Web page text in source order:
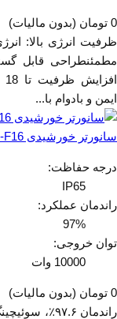
0 تومان
(بدون مالیات)
ایمن و بادوام با...
سانورتر خورشیدی SE-F16
درجه حفاظت:
IP65
راندمان عملکرد:
97%
توان خروجی:
10000 وات
0 تومان
(بدون مالیات)